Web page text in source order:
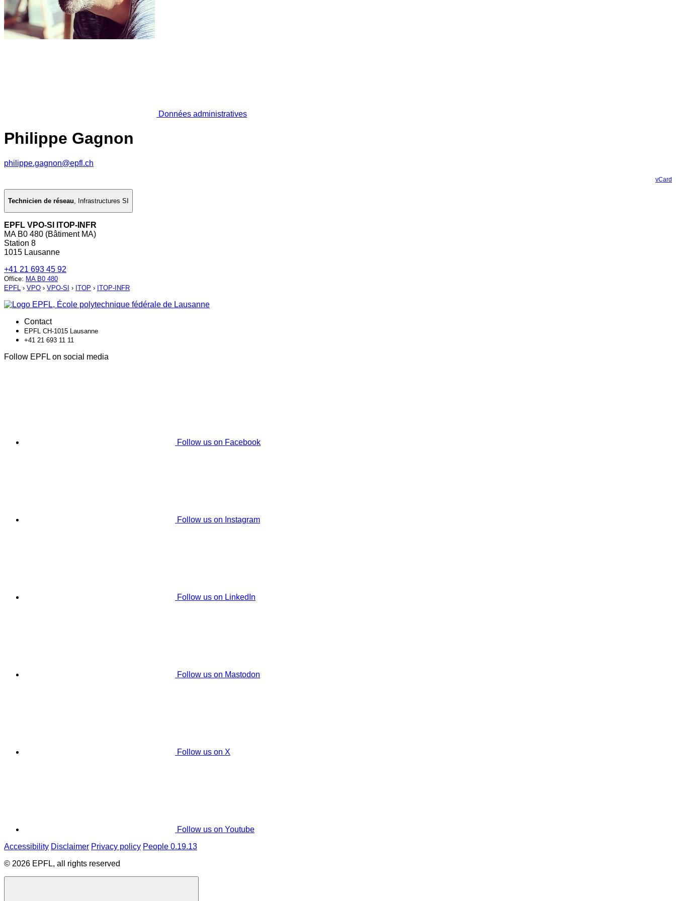
Données administratives
Philippe Gagnon
philippe.gagnon@epfl.ch
vCard
Technicien de réseau, Infrastructures SI
EPFL VPO-SI ITOP-INFR
MA B0 480 (Bâtiment MA)
Station 8
1015 Lausanne
+41 21 693 45 92
Office: MA B0 480
EPFL › VPO › VPO-SI › ITOP › ITOP-INFR
Contact
EPFL CH-1015 Lausanne
+41 21 693 11 11
Follow EPFL on social media
Follow us on Facebook
Follow us on Instagram
Follow us on LinkedIn
Follow us on Mastodon
Follow us on X
Follow us on Youtube
Accessibility Disclaimer Privacy policy People 0.19.13
© 2026 EPFL, all rights reserved